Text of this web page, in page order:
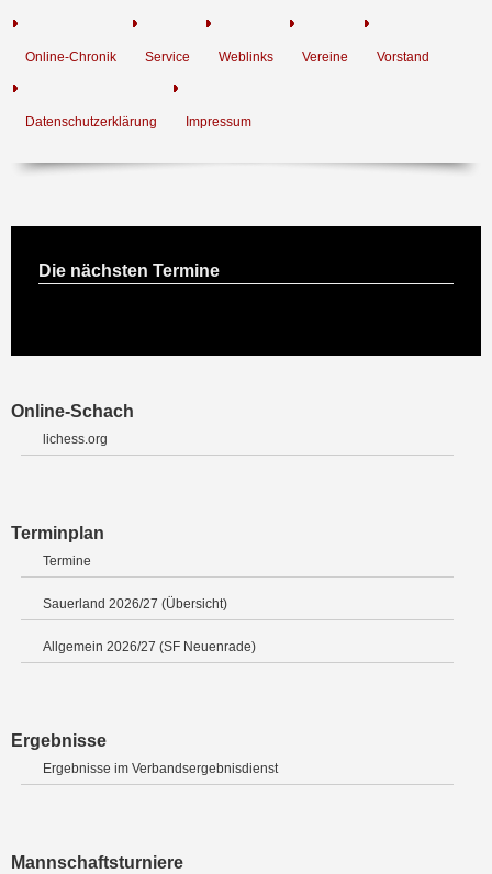
Online-Chronik Service Weblinks Vereine Vorstand
Datenschutzerklärung Impressum
Die nächsten Termine
Online-Schach
lichess.org
Terminplan
Termine
Sauerland 2026/27 (Übersicht)
Allgemein 2026/27 (SF Neuenrade)
Ergebnisse
Ergebnisse im Verbandsergebnisdienst
Mannschaftsturniere